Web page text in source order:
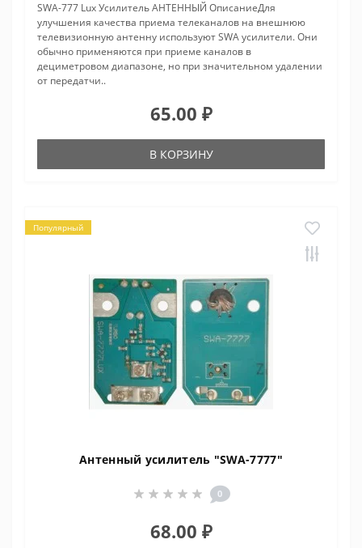
SWA-777 Lux Усилитель АНТЕННЫЙ ОписаниеДля
улучшения качества приема телеканалов на внешнюю
телевизионную антенну используют SWA усилители. Они
обычно применяются при приеме каналов в
дециметровом диапазоне, но при значительном удалении
от передатчи..
65.00 ₽
В КОРЗИНУ
Популярный
Антенный усилитель "SWA-7777"
0
68.00 ₽